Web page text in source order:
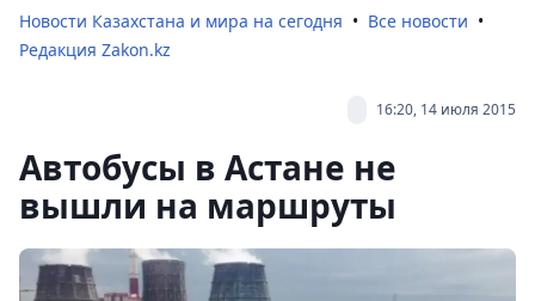
Новости Казахстана и мира на сегодня
Все новости
Редакция Zakon.kz
16:20, 14 июля 2015
Автобусы в Астане не
вышли на маршруты